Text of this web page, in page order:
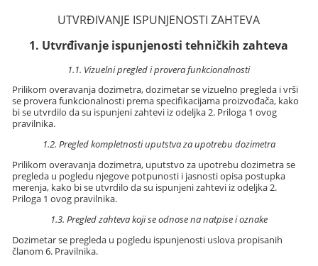
UTVRĐIVANJE ISPUNJENOSTI ZAHTEVA
1. Utvrđivanje ispunjenosti tehničkih zahteva
1.1. Vizuelni pregled i provera funkcionalnosti
Prilikom overavanja dozimetra, dozimetar se vizuelno pregleda i vrši
se provera funkcionalnosti prema specifikacijama proizvođača, kako
bi se utvrdilo da su ispunjeni zahtevi iz odeljka 2. Priloga 1 ovog
pravilnika.
1.2. Pregled kompletnosti uputstva za upotrebu dozimetra
Prilikom overavanja dozimetra, uputstvo za upotrebu dozimetra se
pregleda u pogledu njegove potpunosti i jasnosti opisa postupka
merenja, kako bi se utvrdilo da su ispunjeni zahtevi iz odeljka 2.
Priloga 1 ovog pravilnika.
1.3. Pregled zahteva koji se odnose na natpise i oznake
Dozimetar se pregleda u pogledu ispunjenosti uslova propisanih
članom 6. Pravilnika.